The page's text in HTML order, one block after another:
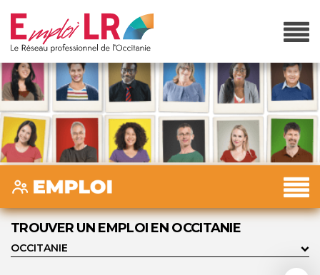
TROUVER UN EMPLOI EN OCCITANIE